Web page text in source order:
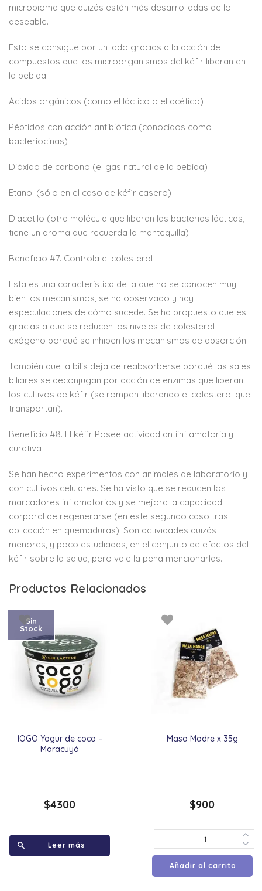
microbioma que quizás están más desarrolladas de lo
deseable.
Esto se consigue por un lado gracias a la acción de
compuestos que los microorganismos del kéfir liberan en
la bebida:
Ácidos orgánicos (como el láctico o el acético)
Péptidos con acción antibiótica (conocidos como
bacteriocinas)
Dióxido de carbono (el gas natural de la bebida)
Etanol (sólo en el caso de kéfir casero)
Diacetilo (otra molécula que liberan las bacterias lácticas,
tiene un aroma que recuerda la mantequilla)
Beneficio #7. Controla el colesterol
Esta es una característica de la que no se conocen muy
bien los mecanismos, se ha observado y hay
especulaciones de cómo sucede. Se ha propuesto que es
gracias a que se reducen los niveles de colesterol
exógeno porqué se inhiben los mecanismos de absorción.
También que la bilis deja de reabsorberse porqué las sales
biliares se deconjugan por acción de enzimas que liberan
los cultivos de kéfir (se rompen liberando el colesterol que
transportan).
Beneficio #8. El kéfir Posee actividad antiinflamatoria y
curativa
Se han hecho experimentos con animales de laboratorio y
con cultivos celulares. Se ha visto que se reducen los
marcadores inflamatorios y se mejora la capacidad
corporal de regenerarse (en este segundo caso tras
aplicación en quemaduras). Son actividades quizás
menores, y poco estudiadas, en el conjunto de efectos del
kéfir sobre la salud, pero vale la pena mencionarlas.
Productos Relacionados
IOGO Yogur de coco –
Maracuyá
Sin
Stock
$4300
Leer más
Masa Madre x 35g
$900
Añadir al carrito